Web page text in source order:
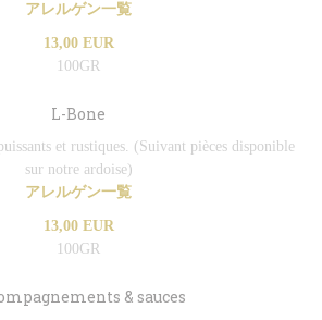
アレルゲン一覧
13,00 EUR
100GR
L-Bone
et rustiques. (Suivant pièces disponible
sur notre ardoise)
アレルゲン一覧
13,00 EUR
100GR
& sauces